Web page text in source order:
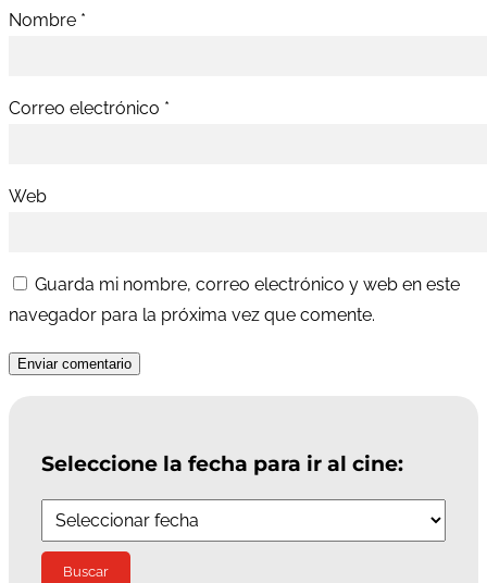
Nombre *
Correo electrónico *
Web
Guarda mi nombre, correo electrónico y web en este
navegador para la próxima vez que comente.
Enviar comentario
Seleccione la fecha para ir al cine: